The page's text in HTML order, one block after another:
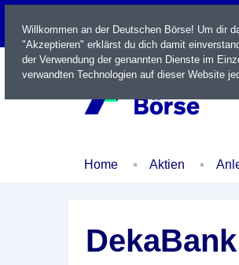
LIVE
Home Aktien
Willkommen an der Deutschen Börse! Um dir
"Akzeptieren" erklärst du dich damit
der Verwendung der genannten Dienste im
verwandten Technologien auf dieser Website